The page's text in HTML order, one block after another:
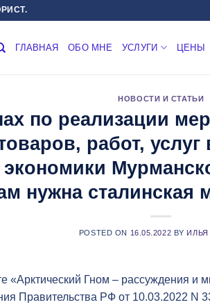
ГЛАВНАЯ ОБО МНЕ УСЛУГИ ЦЕНЫ
НОВОСТИ И СТАТЬИ
по реализации
работ,
экономики
нужна сталинская
POSTED ON 16.05.2022 BY ИЛЬЯ
«Арктический Гном – рассуждения и
Правительства РФ от 10.03.2022 N